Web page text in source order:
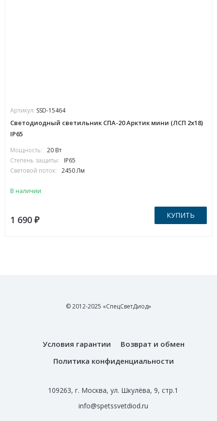
Артикул: SSD-15464
Cветодиодный светильник СПА-20 Арктик мини (ЛСП 2х18)
IP65
Мощность:
20 Вт
Степень защиты:
IP65
Световой поток:
2450 Лм
В наличии
1 690 ₽ КУПИТЬ
© 2012-2025 «СпецСветДиод»
Условия гарантии
Возврат и обмен
Политика конфиденциальности
109263, г. Москва, ул. Шкулёва, 9, стр.1
info@spetssvetdiod.ru